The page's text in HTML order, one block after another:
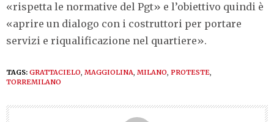
«rispetta le normative del Pgt» e l’obiettivo quindi è
«aprire un dialogo con i costruttori per portare
servizi e riqualificazione nel quartiere».
TAGS: GRATTACIELO, MAGGIOLINA, MILANO, PROTESTE,
TORREMILANO